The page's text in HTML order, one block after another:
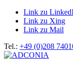
Link zu
Link zu Xing
Link zu Mail
Tel.: +49 (0)208